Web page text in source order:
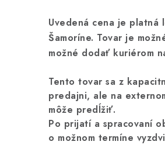
Uvedená cena je platná
Šamoríne. Tovar je
možné dodať kuriérom
Tento tovar sa z
predajni, ale na
môže predĺžiť.
Po prijatí a spracovaní
o možnom termíne